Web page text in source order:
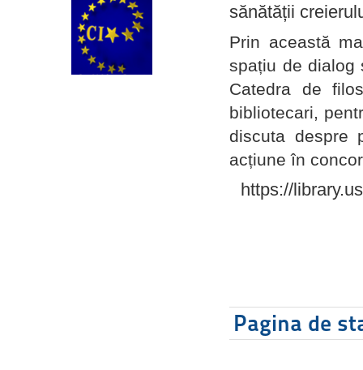
sănătății
Prin această
spațiu de dialog
Catedra de
bibliotecari,
discuta despre
acțiune în
https://
Pagina de